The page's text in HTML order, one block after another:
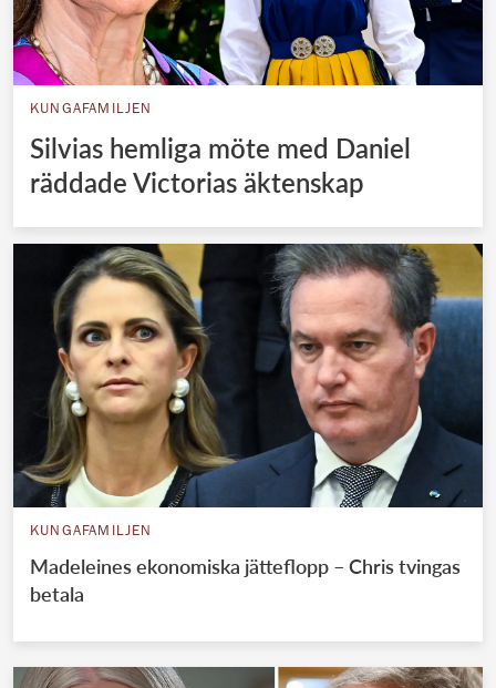
KUNGAFAMILJEN
Silvias hemliga möte med Daniel
räddade Victorias äktenskap
KUNGAFAMILJEN
Madeleines ekonomiska jätteflopp – Chris tvingas
betala